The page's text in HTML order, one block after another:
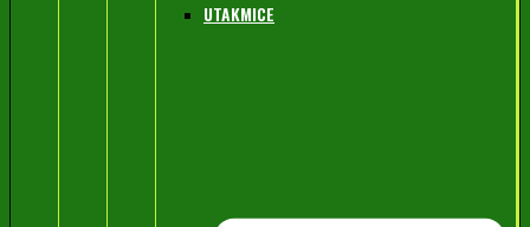
UTAKMICE